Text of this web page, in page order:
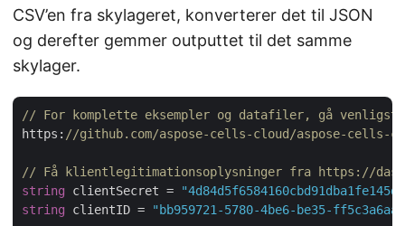
CSV’en fra skylageret, konverterer det til JSON
og derefter gemmer outputtet til det samme
skylager.
// For komplette eksempler og datafiler, gå
https: //github.com/aspose-cells-cloud/aspose-cells-
// Få klientlegitimationsoplysninger fra https://
string clientSecret =
string clientID = "bb959721-5780-4be6-be35-